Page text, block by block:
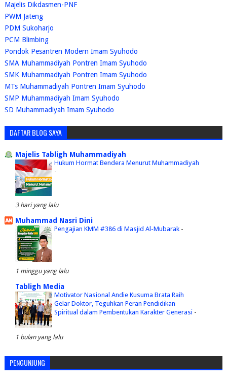
Majelis Dikdasmen-PNF
PWM Jateng
PDM Sukoharjo
PCM Blimbing
Pondok Pesantren Modern Imam Syuhodo
SMA Muhammadiyah Pontren Imam Syuhodo
SMK Muhammadiyah Pontren Imam Syuhodo
MTs Muhammadiyah Pontren Imam Syuhodo
SMP Muhammadiyah Imam Syuhodo
SD Muhammadiyah Imam Syuhodo
DAFTAR BLOG SAYA
Majelis Tabligh Muhammadiyah
Hukum Hormat Bendera Menurut Muhammadiyah
-
3 hari yang lalu
Muhammad Nasri Dini
Pengajian KMM #386 di Masjid Al-Mubarak -
1 minggu yang lalu
Tabligh Media
Motivator Nasional Andie Kusuma Brata Raih
Gelar Doktor, Teguhkan Peran Pendidikan
Spiritual dalam Pembentukan Karakter Generasi -
1 bulan yang lalu
PENGUNJUNG